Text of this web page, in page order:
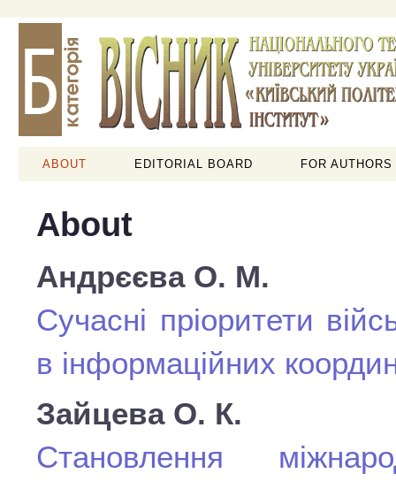
ABOUT EDITORIAL BOARD FOR AUTHORS
About
Андрєєва О. М.
Сучасні пріоритети
в інформаційних
Зайцева О. К.
Становлення